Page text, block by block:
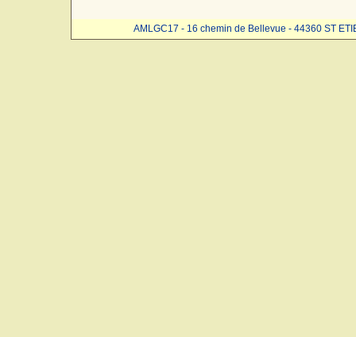
AMLGC17 - 16 chemin de Bellevue - 44360 ST